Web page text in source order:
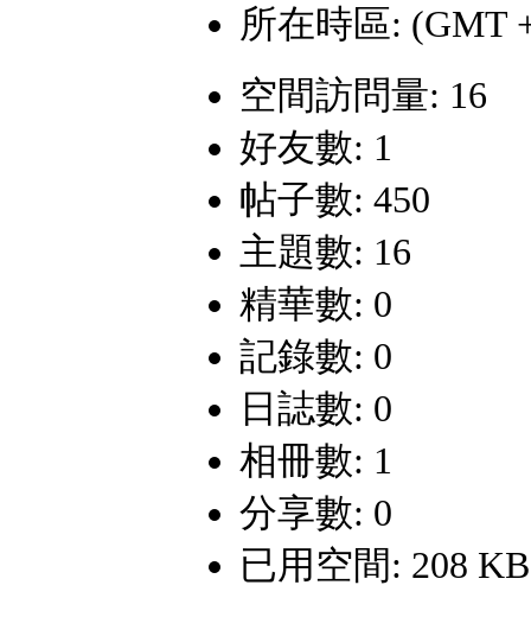
所在時區: (GMT
空間訪問量: 16
好友數: 1
帖子數: 450
主題數: 16
精華數: 0
記錄數: 0
日誌數: 0
相冊數: 1
分享數: 0
已用空間: 208 KB